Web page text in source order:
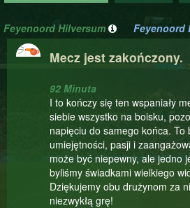
Feyenoord Hilversum Feyenoord
Mecz jest zakończony.
92 Minuta
I to kończy się ten wspaniały
siebie wszystko na boisku,
napięciu do samego końca. To
umiejętności, pasji i
może być niepewny, ale jedno
byliśmy świadkami wielkiego
Dziękujemy obu drużynom za
niezwykłą grę!